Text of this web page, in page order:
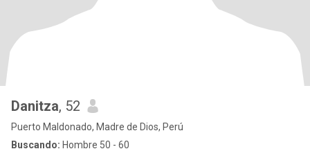
Danitza, 52
Puerto Maldonado, Madre de Dios, Perú
Buscando: Hombre 50 - 60